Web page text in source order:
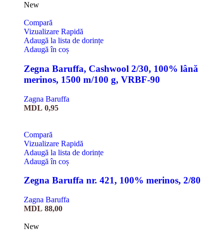
New
Compară
Vizualizare Rapidă
Adaugă la lista de dorințe
Adaugă în coș
Zegna Baruffa, Cashwool 2/30, 100% lână
merinos, 1500 m/100 g, VRBF-90
Zagna Baruffa
MDL 0,95
Compară
Vizualizare Rapidă
Adaugă la lista de dorințe
Adaugă în coș
Zegna Baruffa nr. 421, 100% merinos, 2/80
Zagna Baruffa
MDL 88,00
New